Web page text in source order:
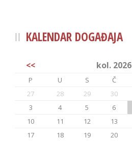
KALENDAR DOGAĐAJA
<< kol. 2026
P U S Č
27
28 29 30
3
4 5 6
10
11 12 13
17
18 19 20